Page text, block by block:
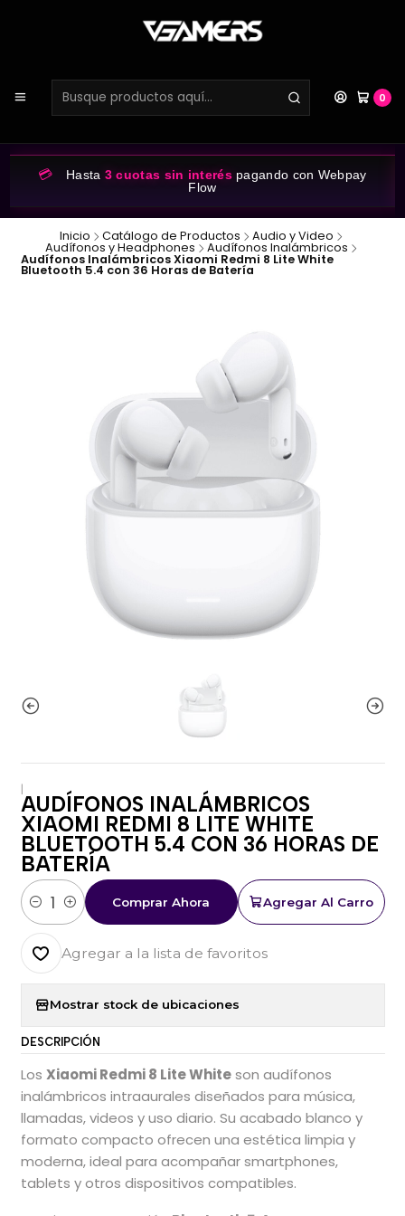
0
💳 Hasta 3 cuotas sin interéspagando con Webpay
Flow
Inicio Catálogo de Productos Audio y Video
Audífonos y Headphones Audífonos Inalámbricos
Audífonos Inalámbricos Xiaomi Redmi 8 Lite White
Bluetooth 5.4 con 36 Horas de Batería
|
AUDÍFONOS INALÁMBRICOS
XIAOMI REDMI 8 LITE WHITE
BLUETOOTH 5.4 CON 36 HORAS DE
BATERÍA
Cantidad
Agregar Al Carro
Comprar Ahora
Agregar a la lista de favoritos
Mostrar stock de ubicaciones
DESCRIPCIÓN
Los Xiaomi Redmi 8 Lite Whiteson audífonos
inalámbricos intraaurales diseñados para música,
llamadas, videos y uso diario. Su acabado blanco y
formato compacto ofrecen una estética limpia y
moderna, ideal para acompañar smartphones,
tablets y otros dispositivos compatibles.